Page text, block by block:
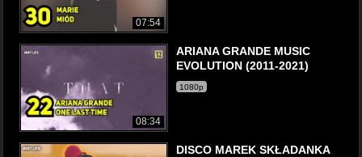
07:54
08:34
ARIANA GRANDE MUSIC
EVOLUTION (2011-2021)
1080p
DISCO MAREK SKŁADANKA